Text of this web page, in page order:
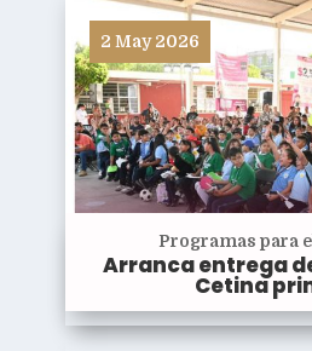
2 May 2026
Programas para
Arranca entrega
Cetina